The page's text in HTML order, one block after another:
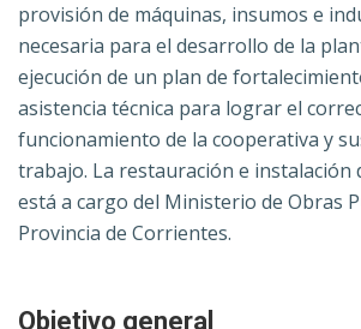
provisión de máquinas, insumos e
necesaria para el desarrollo de la
ejecución de un plan de
asistencia técnica para lograr el
funcionamiento de la cooperativa y
trabajo. La restauración e instalación
está a cargo del Ministerio de Obras
Provincia de Corrientes.
Objetivo general